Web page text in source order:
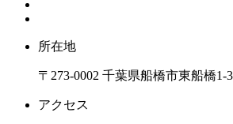
所在地
〒273-0002 千葉県船橋市東船橋1-
アクセス